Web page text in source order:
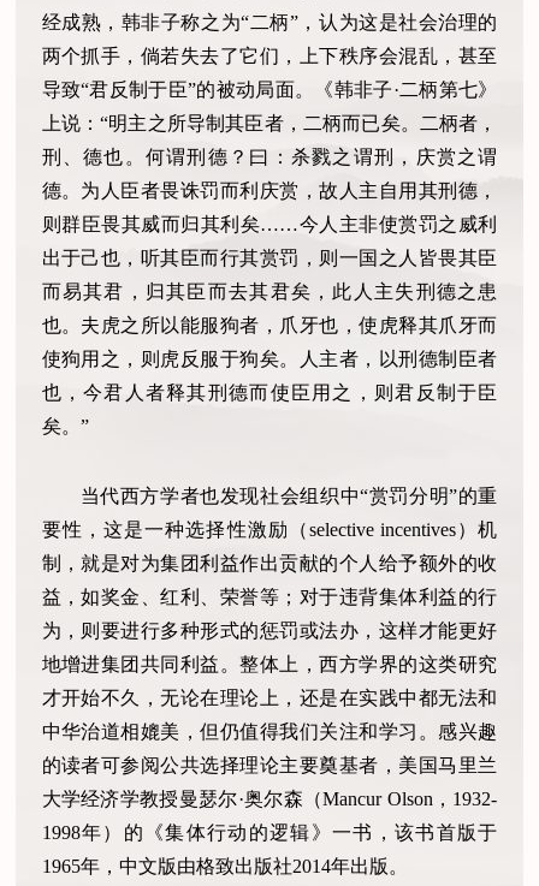
经成熟，韩非子称之为“二柄”，认为这是社会治理的
两个抓手，倘若失去了它们，上下秩序会混乱，甚至
导致“君反制于臣”的被动局面。《韩非子·二柄第七》
上说：“明主之所导制其臣者，二柄而已矣。二柄者，
刑、德也。何谓刑德？曰：杀戮之谓刑，庆赏之谓
德。为人臣者畏诛罚而利庆赏，故人主自用其刑德，
则群臣畏其威而归其利矣……今人主非使赏罚之威利
出于己也，听其臣而行其赏罚，则一国之人皆畏其臣
而易其君，归其臣而去其君矣，此人主失刑德之患
也。夫虎之所以能服狗者，爪牙也，使虎释其爪牙而
使狗用之，则虎反服于狗矣。人主者，以刑德制臣者
也，今君人者释其刑德而使臣用之，则君反制于臣
矣。”
当代西方学者也发现社会组织中“赏罚分明”的重
要性，这是一种选择性激励（selective incentives）机
制，就是对为集团利益作出贡献的个人给予额外的收
益，如奖金、红利、荣誉等；对于违背集体利益的行
为，则要进行多种形式的惩罚或法办，这样才能更好
地增进集团共同利益。整体上，西方学界的这类研究
才开始不久，无论在理论上，还是在实践中都无法和
中华治道相媲美，但仍值得我们关注和学习。感兴趣
的读者可参阅公共选择理论主要奠基者，美国马里兰
大学经济学教授曼瑟尔·奥尔森（Mancur Olson，1932-
1998年）的《集体行动的逻辑》一书，该书首版于
1965年，中文版由格致出版社2014年出版。